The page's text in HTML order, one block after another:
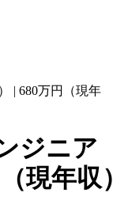
| 680万円（現年
ジニア
現年収）